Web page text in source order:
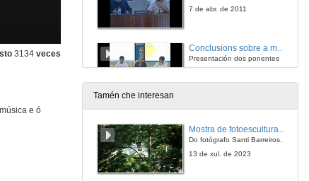
3134 veces
e ó
7 de abr. de 2011
Conclusions sobre a música galega
Presentación dos ponentes
Conclusións sobre a música galega
7 de abr. de 2011
Tamén che interesan
Mostra de fotoesculturas Overtraz
Do fotógrafo Santi Barreiros e o escultor Nito Contreras.
13 de xul. de 2023